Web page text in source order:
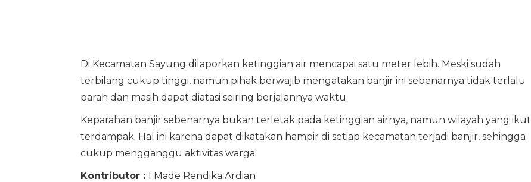
Di Kecamatan Sayung dilaporkan ketinggian air mencapai satu meter lebih. Meski sudah
terbilang cukup tinggi, namun pihak berwajib mengatakan banjir ini sebenarnya tidak terlalu
parah dan masih dapat diatasi seiring berjalannya waktu.
Keparahan banjir sebenarnya bukan terletak pada ketinggian airnya, namun wilayah yang ikut
terdampak. Hal ini karena dapat dikatakan hampir di setiap kecamatan terjadi banjir, sehingga
cukup mengganggu aktivitas warga.
Kontributor : I Made Rendika Ardian